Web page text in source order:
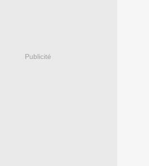
Publicité